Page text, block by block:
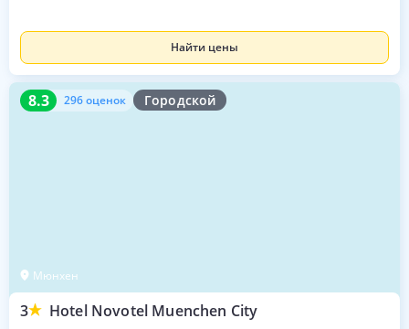
Найти цены
8.3 296 оценок Городской
Мюнхен
3 Hotel Novotel Muenchen City
8.3 296 оценок